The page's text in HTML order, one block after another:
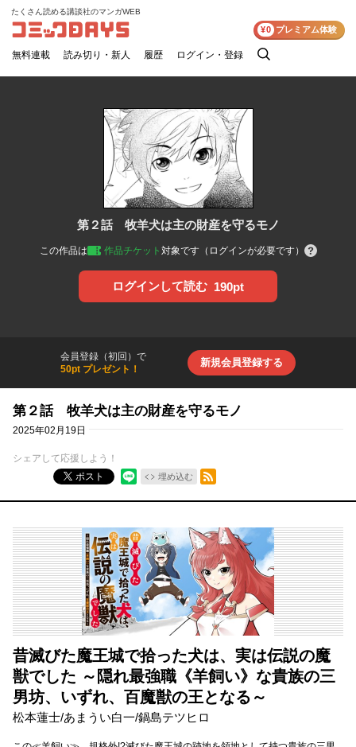
コミックDAYS
たくさん読める講談社のマンガWEB
無料連載 読み切り・新人 履歴 ログイン・登録
検
¥0 プレミアム体験
第２話 牧羊犬は主の財産を守るモノ
この作品は 作品チケット 対象です（ログインが必要です）
ログインして読む 190pt
会員登録（初回）で
50pt プレゼント！
新規会員登録する
第２話 牧羊犬は主の財産を守るモノ
2025年02月19日
シェアして応援しよう！
ポスト
埋め込む
RSSフィード
昔滅びた魔王城で拾った犬は、実は伝説の魔
獣でした ～隠れ最強職《羊飼い》な貴族の三
男坊、いずれ、百魔獣の王となる～
松本蓮士/あまうい白一/鍋島テツヒロ